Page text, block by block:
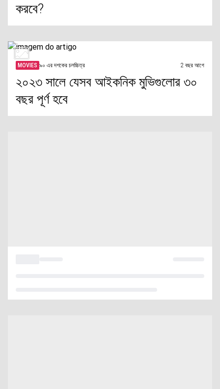
করবে?
MOVIES ৯০ এর দশকের চলচ্চিত্র 2 বছর আগে
২০২৩ সালে যেসব আইকনিক মুভিগুলোর ৩০
বছর পূর্ণ হবে